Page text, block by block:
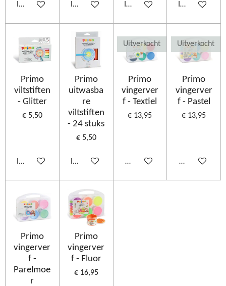
In winkelwagen In winkelwagen In winkelwagen In
Primo
viltstiften
- Glitter
€ 5,50
In winkelwagen
Primo
uitwasba
re
viltstiften
- 24 stuks
€ 5,50
In winkelwagen
Uitverkocht
Primo
vingerver
f - Textiel
€ 13,95
Houd mij op de hoogte
Uitverkocht
Primo
vingerver
f - Pastel
€ 13,95
Houd mij op
Primo
vingerver
f -
Parelmoe
r
Primo
vingerver
f - Fluor
€ 16,95